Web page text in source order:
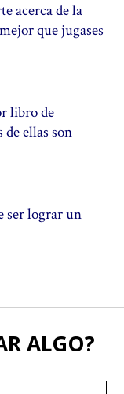
acerca de la
que jugases
libro de
de ellas son
ser lograr un
ALGO?